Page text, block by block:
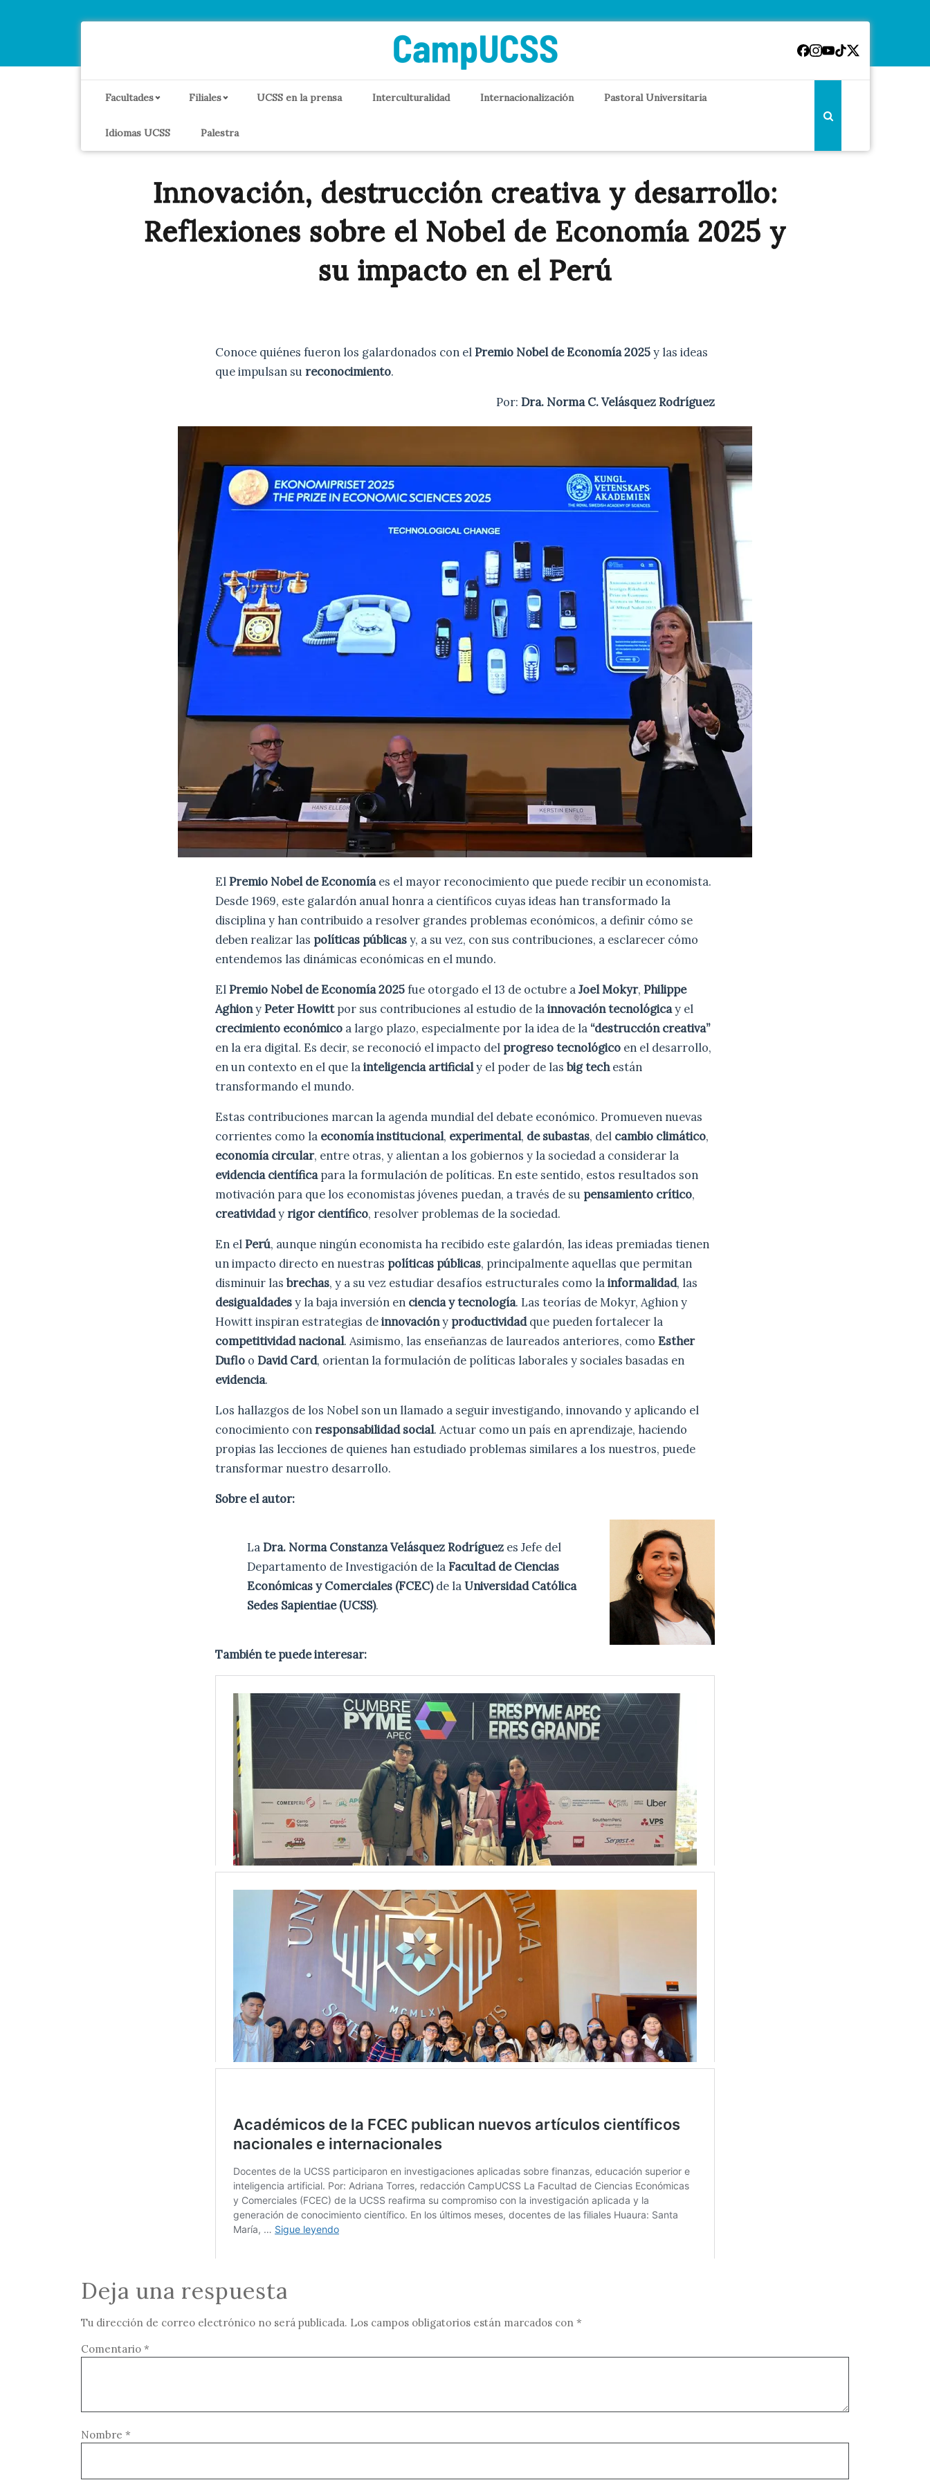
Facultades Filiales UCSS en la prensa Interculturalidad Internacionalización Pastoral Universitaria
Idiomas UCSS Palestra
Innovación, destrucción creativa y desarrollo:
Reflexiones sobre el Nobel de Economía 2025 y
su impacto en el Perú
Conoce quiénes fueron los galardonados con elPremio Nobel de Economía 2025y las ideas
que impulsan su reconocimiento.
Por: Dra. Norma C. Velásquez Rodríguez
ElPremio Nobel de Economíaes el mayor reconocimiento que puede recibir un economista.
Desde 1969, este galardón anual honra a científicos cuyas ideas han transformado la
disciplina y han contribuido a resolver grandes problemas económicos, a definir cómo se
deben realizar las políticas públicasy, a su vez, con sus contribuciones, a esclarecer cómo
entendemos las dinámicas económicas en el mundo.
ElPremio Nobel de Economía 2025fue otorgado el 13 de octubre aJoel Mokyr,Philippe
AghionyPeter Howittpor sus contribuciones al estudio de lainnovación tecnológicay el
crecimiento económico a largo plazo, especialmente por la idea de la “destrucción creativa”
en la era digital. Es decir, se reconoció el impacto del progreso tecnológico en el desarrollo,
en un contexto en el que lainteligencia artificialy el poder de lasbig techestán
transformando el mundo.
Estas contribuciones marcan la agenda mundial del debate económico. Promueven nuevas
corrientes como la economía institucional, experimental, de subastas, del cambio climático,
economía circular, entre otras, y alientan a los gobiernos y la sociedad a considerar la
evidencia científicapara la formulación de políticas. En este sentido, estos resultados son
motivación para que los economistas jóvenes puedan, a través de su pensamiento crítico,
creatividady rigor científico, resolver problemas de la sociedad.
En elPerú, aunque ningún economista ha recibido este galardón, las ideas premiadas tienen
un impacto directo en nuestras políticas públicas, principalmente aquellas que permitan
disminuir lasbrechas, y a su vez estudiar desafíos estructurales como lainformalidad, las
desigualdadesy la baja inversión en ciencia y tecnología. Las teorías de Mokyr, Aghion y
Howitt inspiran estrategias deinnovacióny productividadque pueden fortalecer la
competitividad nacional. Asimismo, las enseñanzas de laureados anteriores, comoEsther
Duflo oDavid Card, orientan la formulación de políticas laborales y sociales basadas en
evidencia.
Los hallazgos de los Nobel son un llamado a seguir investigando, innovando y aplicando el
conocimiento con responsabilidad social. Actuar como un país en aprendizaje, haciendo
propias las lecciones de quienes han estudiado problemas similares a los nuestros, puede
transformar nuestro desarrollo.
Sobre el autor:
LaDra. Norma Constanza Velásquez Rodríguezes Jefe del
Departamento de Investigación de laFacultad de Ciencias
Económicas y Comerciales (FCEC)de laUniversidad Católica
Sedes Sapientiae (UCSS).
También te puede interesar:
Deja una respuesta
Tu dirección de correo electrónico no será publicada. Los campos obligatorios están marcados con *
Comentario *
Nombre *